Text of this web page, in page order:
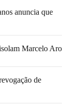
anuncia que
Marcelo Aro
de